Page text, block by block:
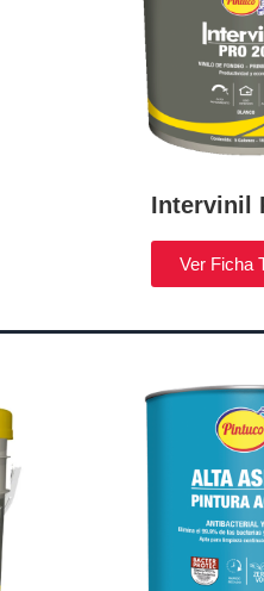
Intervinil
Ver Ficha